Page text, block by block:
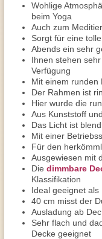
Wohlige
beim Yoga
Auch zum
Sorgt für eine
Abends ein sehr
Ihnen stehen
Verfügung
Mit einem runden
Der Rahmen ist
Hier wurde die
Aus Kunststoff
Das Licht ist
Mit einer
Für den
Ausgewiesen mit
Die dimmbare
Klassifikation
Ideal geeignet
40 cm misst der
Ausladung ab
Sehr flach und
Decke geeignet